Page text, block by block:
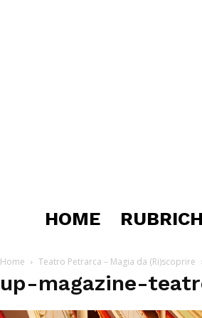
HOME
Home Teatro Petrarca – Magia da (Ri)scoprire
up-magazine-